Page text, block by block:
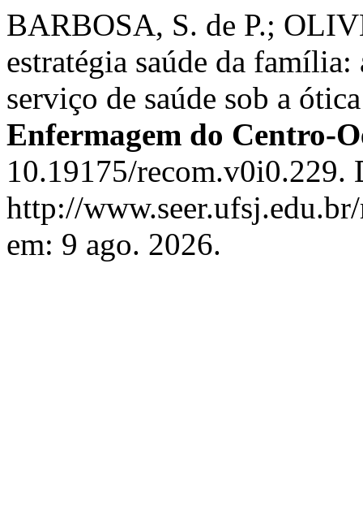
BARBOSA, S. de P.;
estratégia saúde da
serviço de saúde sob a
Enfermagem do Centro-
10.19175/recom.v0i0.229.
http://
em: 9 ago. 2026.